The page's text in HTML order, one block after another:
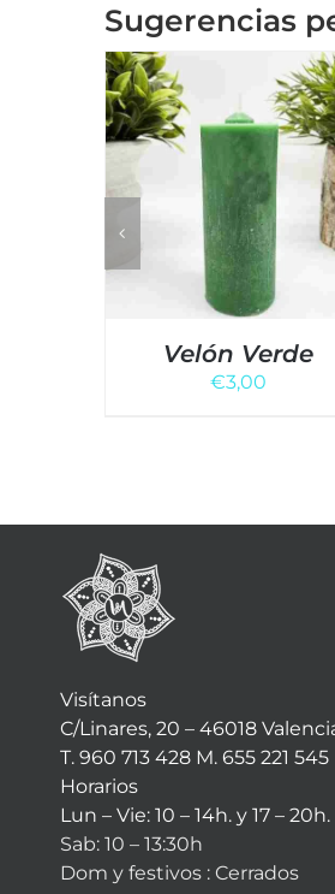
Sugerencias
Velón Verde
€3,00
Visítanos
C/Linares, 20 – 46018
T. 960 713 428 M. 655 221 545
Horarios
Lun – Vie: 10 – 14h. y 17 – 20h.
Sab: 10 – 13:30h
Dom y festivos : Cerrados